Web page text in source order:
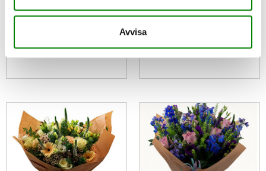
Avvisa
425kr 495kr